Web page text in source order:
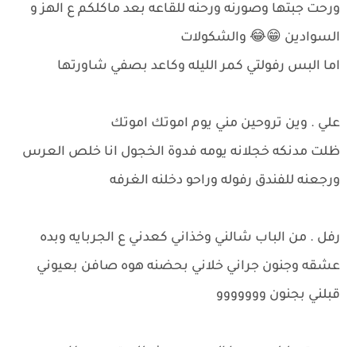
ورحت جبتها وصورنه ورحنه للقاعه بعد ماكلكم ع الهز و
السوادين 😁😂 والشكولات
اما البس رفولتي كمر الليله وكاعد بصفي شاورتها
علي . وين تروحين مني يوم اموتك اموتك
ظلت مدنكه خجلانه يومه فدوة الخجول انا خلص العرس
ورجعنه للفندق رفوله وراحو دخلنه الغرفه
رفل . من الباب شالني وخذاني كعدني ع الجربايه وبده
عشقه وجنون جراني خلاني بحضنه هوه صافن بعيوني
قبلني بجنون ووووووو